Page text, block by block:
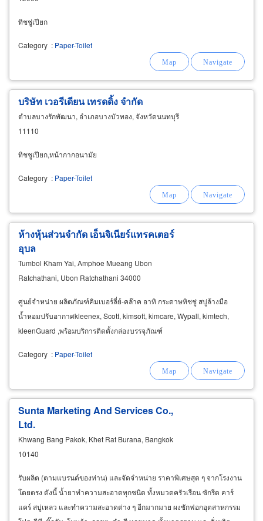
ทิชชู่เปียก
Category : Paper-Toilet
บริษัท เวอรีเดียน เทรดดิ้ง จำกัด
ตำบลบางรักพัฒนา, อำเภอบางบัวทอง, จังหวัดนนทบุรี
11110
ทิชชูเปียก,หน้ากากอนามัย
Category : Paper-Toilet
ห้างหุ้นส่วนจำกัด เอ็นจิเนียร์แทรคเตอร์
อุบล
Tumbol Kham Yai, Amphoe Mueang Ubon
Ratchathani, Ubon Ratchathani 34000
ศูนย์จำหน่าย ผลิตภัณฑ์คิมเบอร์ลี่ย์-คล๊าค อาทิ กระดาษทิชชู่ สบู่ล้างมือ
น้ำหอมปรับอากาศkleenex, Scott, kimsoft, kimcare, Wypall, kimtech,
kleenGuard ,พร้อมบริการติดตั้งกล่องบรรจุภัณฑ์
Category : Paper-Toilet
Sunta Marketing And Services Co.,
Ltd.
Khwang Bang Pakok, Khet Rat Burana, Bangkok
10140
รับผลิต (ตามแบรนด์ของท่าน) และจัดจำหน่าย ราคาพิเศษสุด ๆ จากโรงงาน
โดยตรง ดังนี้ น้ำยาทำความสะอาดทุกชนิด ทั้งหมวดครัวเรือน ซักรีด คาร์
แคร์ สบู่เหลว และทำความสะอาดต่าง ๆ อีกมากมาย ผงซักฟอกอุตสาหกรรม